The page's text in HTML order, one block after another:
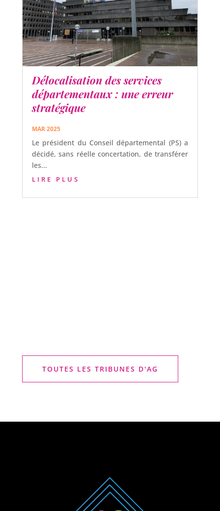
Délocalisation des services
départementaux : une erreur
stratégique
MAR 2025
Le président du Conseil départemental (PS) a
décidé, sans réelle concertation, de transférer
les...
LIRE PLUS
TOUTES LES TRIBUNES D'AG